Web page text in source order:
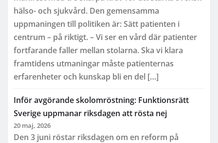
hälso- och sjukvård. Den gemensamma
uppmaningen till politiken är: Sätt patienten i
centrum – på riktigt. – Vi ser en vård där patienter
fortfarande faller mellan stolarna. Ska vi klara
framtidens utmaningar måste patienternas
erfarenheter och kunskap bli en del […]
Inför avgörande skolomröstning: Funktionsrätt
Sverige uppmanar riksdagen att rösta nej
20 maj, 2026
Den 3 juni röstar riksdagen om en reform på